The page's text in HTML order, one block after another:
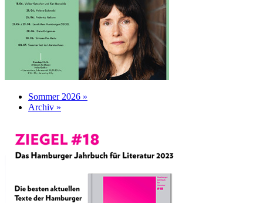
Sommer 2026 »
Archiv »